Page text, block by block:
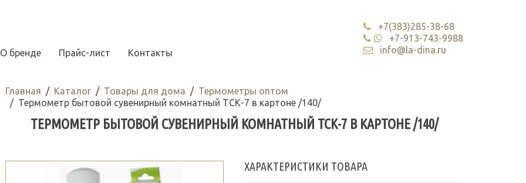
О бренде Прайс-лист Контакты
+7(383)285-38-68
+7-913-743-9988
info@la-dina.ru
Главная Каталог Товары для дома
Термометры оптом
Термометр бытовой сувенирный комнатный ТСК-7 в картоне /140/
ТЕРМОМЕТР БЫТОВОЙ СУВЕНИРНЫЙ КОМНАТНЫЙ ТСК-7 В КАРТОНЕ /140/
ХАРАКТЕРИСТИКИ ТОВАРА